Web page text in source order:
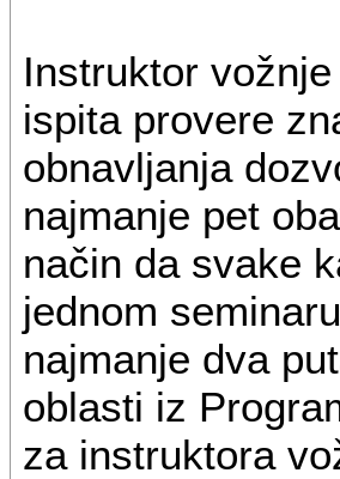
Instruktor
ispita provere
obnavljanja
najmanje pet
način da svake
jednom
najmanje dva
oblasti iz
za instruktora